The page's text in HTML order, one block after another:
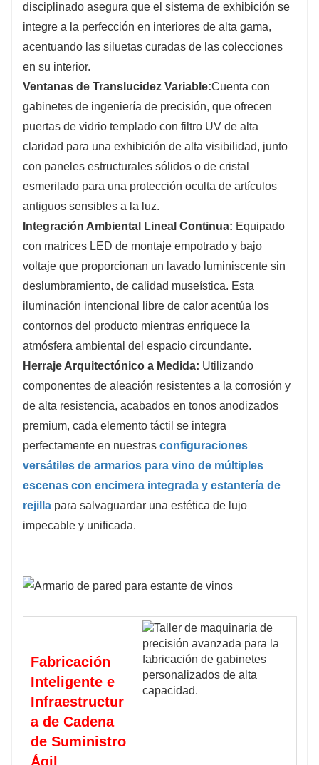
disciplinado asegura que el sistema de exhibición se
integre a la perfección en interiores de alta gama,
acentuando las siluetas curadas de las colecciones
en su interior.
Ventanas de Translucidez Variable:Cuenta con
gabinetes de ingeniería de precisión, que ofrecen
puertas de vidrio templado con filtro UV de alta
claridad para una exhibición de alta visibilidad, junto
con paneles estructurales sólidos o de cristal
esmerilado para una protección oculta de artículos
antiguos sensibles a la luz.
Integración Ambiental Lineal Continua: Equipado
con matrices LED de montaje empotrado y bajo
voltaje que proporcionan un lavado luminiscente sin
deslumbramiento, de calidad museística. Esta
iluminación intencional libre de calor acentúa los
contornos del producto mientras enriquece la
atmósfera ambiental del espacio circundante.
Herraje Arquitectónico a Medida: Utilizando
componentes de aleación resistentes a la corrosión y
de alta resistencia, acabados en tonos anodizados
premium, cada elemento táctil se integra
perfectamente en nuestras configuraciones
versátiles de armarios para vino de múltiples
escenas con encimera integrada y estantería de
rejilla para salvaguardar una estética de lujo
impecable y unificada.
Fabricación
Inteligente e
Infraestructur
a de Cadena
de Suministro
Ágil